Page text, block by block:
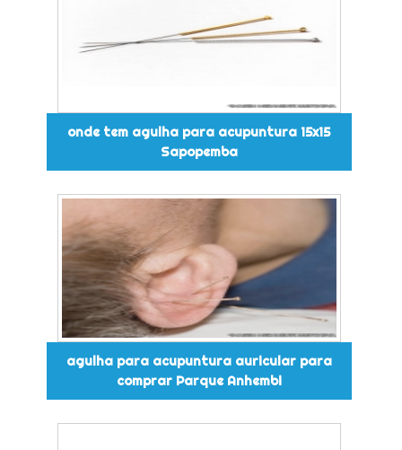
onde tem agulha para acupuntura 15x15
Sapopemba
agulha para acupuntura auricular para
comprar Parque Anhembi